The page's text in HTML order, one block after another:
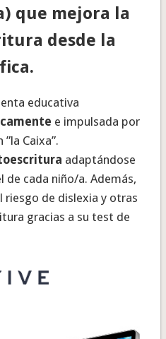
que mejora la
desde la
educativa
e impulsada por
Caixa”.
adaptándose
cada niño/a. Además,
riesgo de dislexia y otras
gracias a su test de